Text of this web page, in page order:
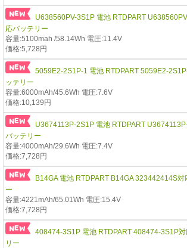
U638560PV-3S1P 電池 RTDPART
応バッテリー
容量:5100mah /58.14Wh 電圧:11.4V
価格:5,728円
5059E2-2S1P-1 電池 RTDPART 5059E2-
ッテリー
容量:6000mAh/45.6Wh 電圧:7.6V
価格:10,139円
U3674113P-2S1P 電池 RTDPART
バッテリー
容量:4000mAh/29.6Wh 電圧:7.4V
価格:7,728円
B14GA 電池 RTDPART B14GA 323442414S対
ー
容量:4221mAh/65.01Wh 電圧:15.4V
価格:7,728円
408474-3S1P 電池 RTDPART 408474-3S1P対
リー